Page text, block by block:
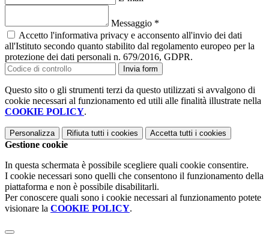
Messaggio *
Accetto l'informativa privacy e acconsento all'invio dei dati
all'Istituto secondo quanto stabilito dal regolamento europeo per la
protezione dei dati personali n. 679/2016, GDPR.
Invia form
Questo sito o gli strumenti terzi da questo utilizzati si avvalgono di
cookie necessari al funzionamento ed utili alle finalità illustrate nella
COOKIE POLICY.
Personalizza Rifiuta tutti i cookies Accetta tutti i cookies
Gestione cookie
In questa schermata è possibile scegliere quali cookie consentire.
I cookie necessari sono quelli che consentono il funzionamento della
piattaforma e non è possibile disabilitarli.
Per conoscere quali sono i cookie necessari al funzionamento potete
visionare la COOKIE POLICY.